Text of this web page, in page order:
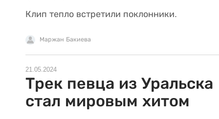
Клип тепло встретили поклонники.
Маржан Бакиева
21.05.2024
Трек певца из Уральска
стал мировым хитом